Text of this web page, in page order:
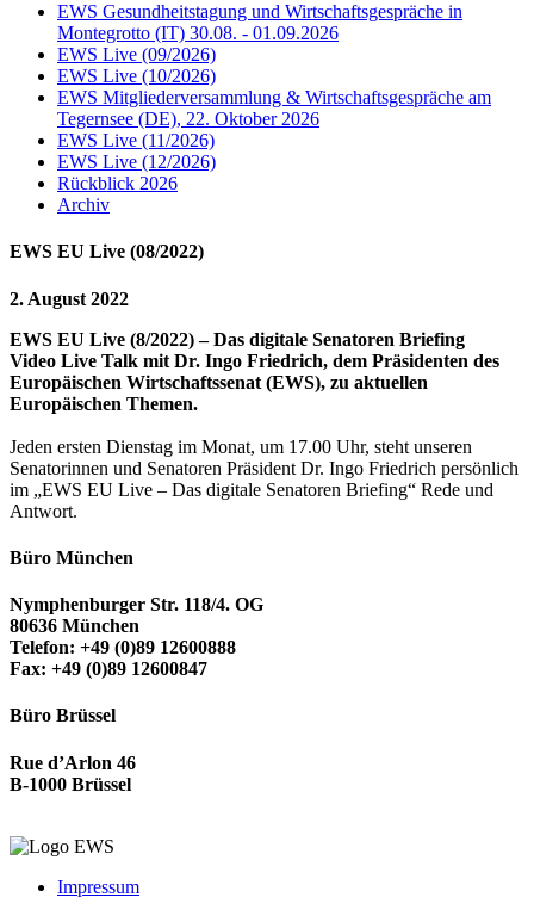
EWS Gesundheitstagung und Wirtschaftsgespräche in
Montegrotto (IT) 30.08. - 01.09.2026
EWS Live (09/2026)
EWS Live (10/2026)
EWS Mitgliederversammlung & Wirtschaftsgespräche am
Tegernsee (DE), 22. Oktober 2026
EWS Live (11/2026)
EWS Live (12/2026)
Rückblick 2026
Archiv
EWS EU Live (08/2022)
2. August 2022
EWS EU Live (8/2022) – Das digitale Senatoren Briefing
Video Live Talk mit Dr. Ingo Friedrich, dem Präsidenten des
Europäischen Wirtschaftssenat (EWS), zu aktuellen
Europäischen Themen.
Jeden ersten Dienstag im Monat, um 17.00 Uhr, steht unseren
Senatorinnen und Senatoren Präsident Dr. Ingo Friedrich persönlich
im „EWS EU Live – Das digitale Senatoren Briefing“ Rede und
Antwort.
Büro München
Nymphenburger Str. 118/4. OG
80636 München
Telefon: +49 (0)89 12600888
Fax: +49 (0)89 12600847
Büro Brüssel
Rue d’Arlon 46
B-1000 Brüssel
Impressum